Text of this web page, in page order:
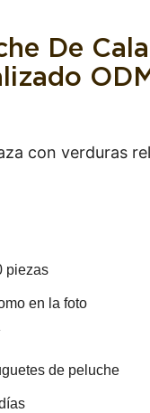
De
con verduras
piezas
en la foto
de peluche